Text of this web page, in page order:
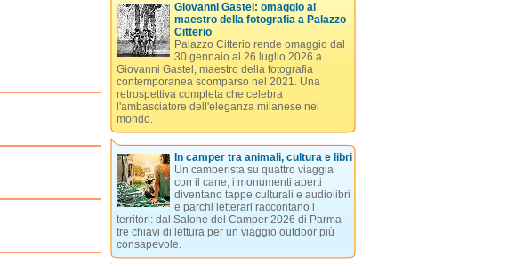
Giovanni Gastel: omaggio al
maestro della fotografia a Palazzo
Citterio
Palazzo Citterio rende omaggio dal
30 gennaio al 26 luglio 2026 a
Giovanni Gastel, maestro della fotografia
contemporanea scomparso nel 2021. Una
retrospettiva completa che celebra
l'ambasciatore dell'eleganza milanese nel
mondo.
In camper tra animali, cultura e libri
Un camperista su quattro viaggia
con il cane, i monumenti aperti
diventano tappe culturali e audiolibri
e parchi letterari raccontano i
territori: dal Salone del Camper 2026 di Parma
tre chiavi di lettura per un viaggio outdoor più
consapevole.